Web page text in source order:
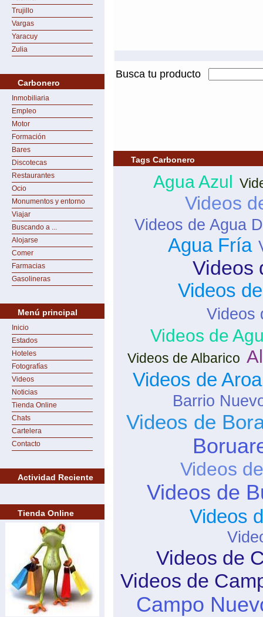
Trujillo
Vargas
Yaracuy
Zulia
Carbonero
Inmobiliaria
Empleo
Motor
Formación
Bares
Discotecas
Restaurantes
Ocio
Monumentos y entorno
Viajar
Buscando a ...
Alojarse
Comer
Farmacias
Gasolineras
Menú principal
Inicio
Estados
Hoteles
Fotografías
Videos
Noticias
Tienda Online
Chats
Cartelera
Contacto
Actividad Reciente
Tienda Online
Busca tu producto
Tags Carbonero
Agua Azul
Videos
Videos de Agua
Agua Fría
Videos
Videos
Videos
Videos de
Videos de Albarico
Videos de Aroa
Barrio
Videos de
Videos
Videos de
Videos
Videos de
Videos de
Campo